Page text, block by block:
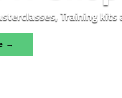
Training